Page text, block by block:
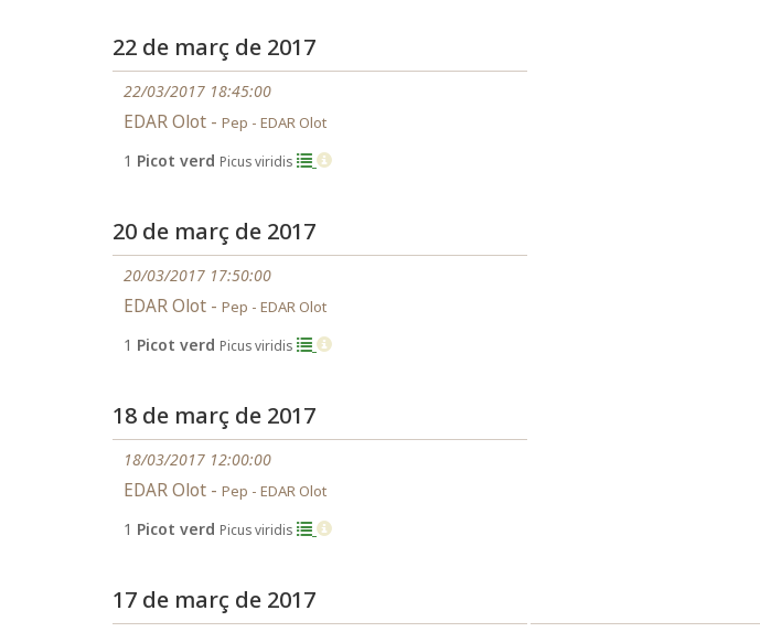
22 de març de 2017
22/03/2017 18:45:00
EDAR Olot - Pep - EDAR Olot
1 Picot verd Picus viridis
20 de març de 2017
20/03/2017 17:50:00
EDAR Olot - Pep - EDAR Olot
1 Picot verd Picus viridis
18 de març de 2017
18/03/2017 12:00:00
EDAR Olot - Pep - EDAR Olot
1 Picot verd Picus viridis
17 de març de 2017